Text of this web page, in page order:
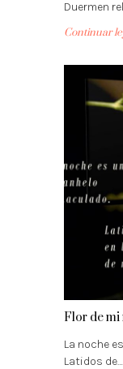
Duermen
Continuar
Flor de
La noche
Latidos de…